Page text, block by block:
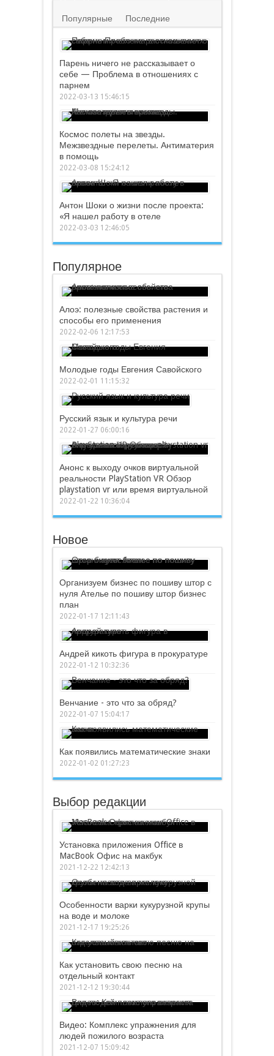
Популярные Последние
Парень ничего не рассказывает о
себе — Проблема в отношениях с
парнем
2022-03-13 15:46:15
Космос полеты на звезды.
Межзвездные перелеты. Антиматерия
в помощь
2022-03-08 15:24:12
Антон Шоки о жизни после проекта:
«Я нашел работу в отеле
2022-03-03 12:46:05
Популярное
Алоэ: полезные свойства растения и
способы его применения
2022-02-06 12:17:53
Молодые годы Евгения Савойского
2022-02-01 11:15:32
Русский язык и культура речи
2022-01-27 06:00:16
Анонс к выходу очков виртуальной
реальности PlayStation VR Обзор
playstation vr или время виртуальной
2022-01-22 10:36:04
Новое
Организуем бизнес по пошиву штор с
нуля Ателье по пошиву штор бизнес
план
2022-01-17 12:11:43
Андрей кикоть фигура в прокуратуре
2022-01-12 10:32:36
Венчание - это что за обряд?
2022-01-07 15:04:17
Как появились математические знаки
2022-01-02 01:27:23
Выбор редакции
Установка приложения Office в
MacBook Офис на макбук
2021-12-22 12:42:13
Особенности варки кукурузной крупы
на воде и молоке
2021-12-17 19:25:26
Как установить свою песню на
отдельный контакт
2021-12-12 19:30:44
Видео: Комплекс упражнения для
людей пожилого возраста
2021-12-07 15:09:42